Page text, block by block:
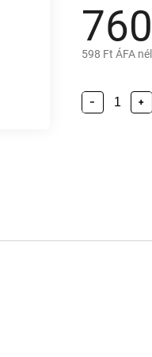
598 Ft ÁFA
+
−